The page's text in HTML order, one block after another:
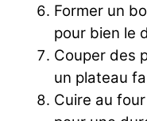
Former un
pour bien le
Couper des
un plateau
Cuire au